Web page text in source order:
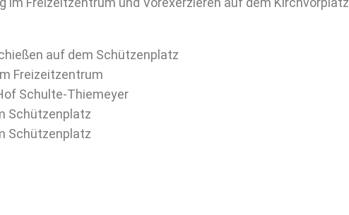
auf dem Schützenplatz
Freizeitzentrum
Schulte-Thiemeyer
Schützenplatz
Schützenplatz